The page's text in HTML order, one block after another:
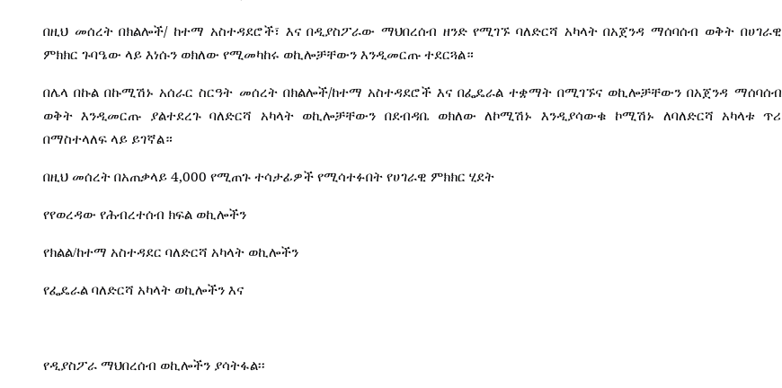
በዚህ መሰረት በክልሎች/ ከተማ አስተዳደሮች፣ እና በዲያስፖራው ማህበረሰብ ዘንድ የሚገኙ ባለድርሻ አካላት በአጀንዳ ማሰባሰብ ወቅት በሀገራዊ
ምክክር ጉባዔው ላይ እነሱን ወክለው የሚመካከሩ ወኪሎቻቸውን እንዲመርጡ ተደርጓል።
በሌላ በኩል በኩሚሽኑ አሰራር ስርዓት መሰረት በክልሎች/ከተማ አስተዳደሮች እና በፌዴራል ተቋማት በሚገኙና ወኪሎቻቸውን በአጀንዳ ማሰባሰብ
ወቅት እንዲመርጡ ያልተደረጉ ባለድርሻ አካላት ወኪሎቻቸውን በደብዳቤ ወክለው ለኮሚሽኑ እንዲያሳውቁ ኮሚሽኑ ለባለድርሻ አካላቱ ጥሪ
በማስተላለፍ ላይ ይገኛል።
በዚህ መሰረት በአጠቃላይ 4,000 የሚጠጉ ተሳታፊዎች የሚሳተፉበት የሀገራዊ ምክክር ሂደት
የየወረዳው የሕብረተሰብ ክፍል ወኪሎችን
የክልል/ከተማ አስተዳደር ባለድርሻ አካላት ወኪሎችን
የፌዴራል ባለድርሻ አካላት ወኪሎችን እና
የዲያስፖራ ማህበረሰብ ወኪሎችን ያሳትፋል፡፡